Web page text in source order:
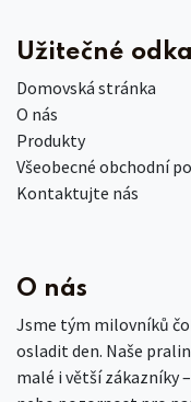
Užitečné
Domovská stránka
O nás
Produkty
Všeobecné obchodní
Kontaktujte nás
O nás
Jsme tým milovníků
osladit den. Naše
malé i větší zákazníky